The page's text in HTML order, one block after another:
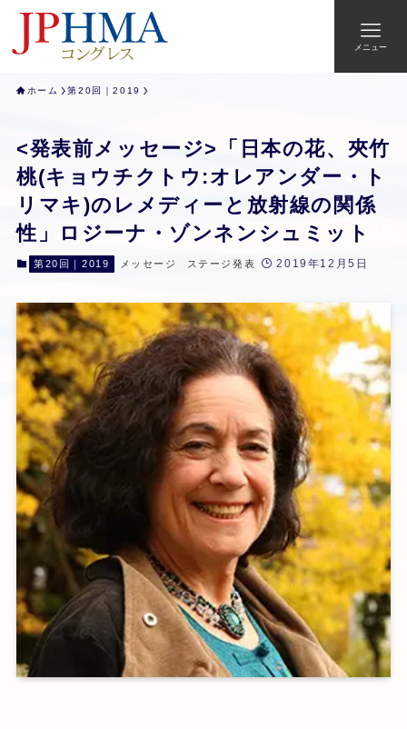
メニュー
ホーム 第20回｜2019
<発表前メッセージ>「日本の花、夾竹
桃(キョウチクトウ:オレアンダー・ト
リマキ)のレメディーと放射線の関係
性」ロジーナ・ゾンネンシュミット
第20回｜2019 メッセージ ステージ発表 2019年12月5日